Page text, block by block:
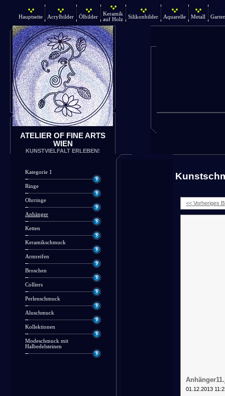
Hauptseite Acrylbilder Ölbilder
Keramik
auf Holz
Silikonbilder Aquarelle Metall
ATELIER OF FINE ARTS
WIEN
KUNSTVIELFALT ERLEBEN!
Kategorie 1
Ringe
Ohrringe
Anhänger
Ketten
Keramikschmuck
Armreifen
Broschen
Colliers
Perlenschmuck
Aluschmuck
Kollektionen
Modeschmuck mit
Halbedelsteinen
<< Vorheriges
01.12.2013